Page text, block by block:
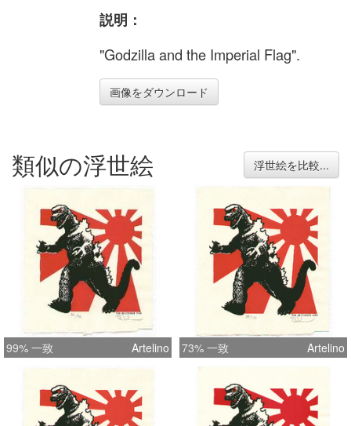
説明：
"Godzilla and the Imperial Flag".
画像をダウンロード
類似の浮世絵 浮世絵を比較...
99% 一致 Artelino 73% 一致 Artelino